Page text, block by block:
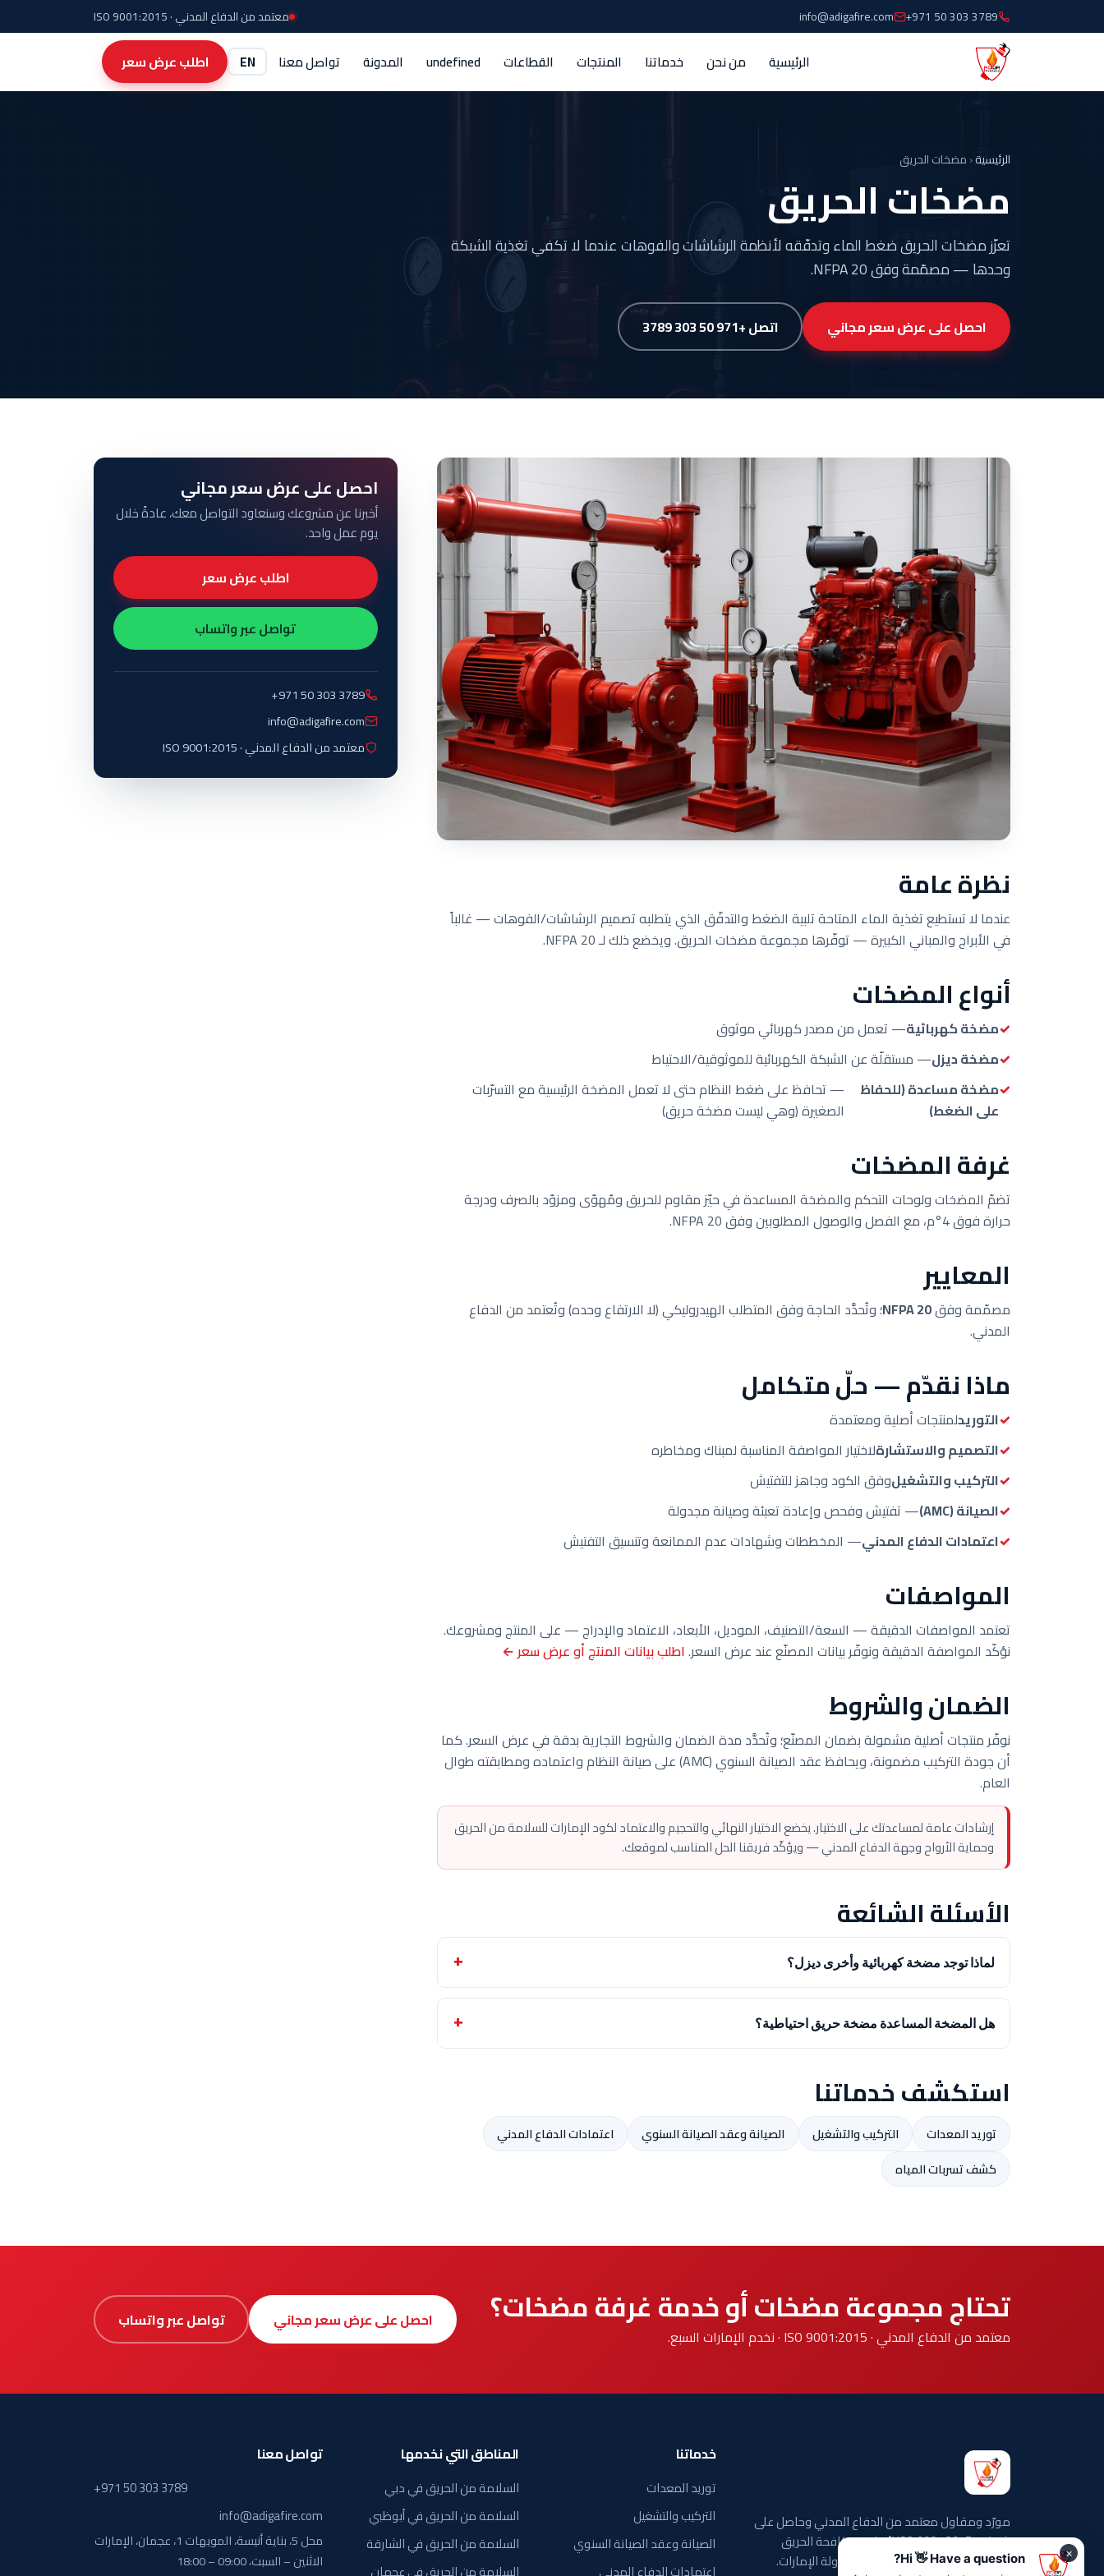
+971 50 303 3789
info@adigafire.com معتمد من الدفاع المدني · ISO 9001:2015
الرئيسية من نحن خدماتنا المنتجات القطاعات undefined المدونة تواصل معنا EN اطلب عرض سعر
الرئيسية‹مضخات الحريق
مضخات الحريق
تعزّز مضخات الحريق ضغط الماء وتدفّقه لأنظمة الرشاشات والفوهات عندما لا تكفي تغذية الشبكة
وحدها — مصمّمة وفق NFPA 20.
احصل على عرض سعر مجاني اتصل +971 50 303 3789
نظرة عامة
عندما لا تستطيع تغذية الماء المتاحة تلبية الضغط والتدفّق الذي يتطلبه تصميم الرشاشات/الفوهات — غالباً
في الأبراج والمباني الكبيرة — توفّرها مجموعة مضخات الحريق. ويخضع ذلك لـ NFPA 20.
أنواع المضخات
مضخة كهربائية— تعمل من مصدر كهربائي موثوق
مضخة ديزل— مستقلّة عن الشبكة الكهربائية للموثوقية/الاحتياط
مضخة مساعدة (للحفاظ
على الضغط)
— تحافظ على ضغط النظام حتى لا تعمل المضخة الرئيسية مع التسرّبات
الصغيرة (وهي ليست مضخة حريق)
غرفة المضخات
تضمّ المضخات ولوحات التحكم والمضخة المساعدة في حيّز مقاوم للحريق ومُهوّى ومزوّد بالصرف ودرجة
حرارة فوق 4°م، مع الفصل والوصول المطلوبين وفق NFPA 20.
المعايير
مصمّمة وفقNFPA 20؛ وتُحدَّد الحاجة وفق المتطلب الهيدروليكي (لا الارتفاع وحده) وتُعتمد من الدفاع
المدني.
ماذا نقدّم — حلّ متكامل
التوريدلمنتجات أصلية ومعتمدة
التصميم والاستشارةلاختيار المواصفة المناسبة لمبناك ومخاطره
التركيب والتشغيلوفق الكود وجاهز للتفتيش
الصيانة (AMC)
— تفتيش وفحص وإعادة تعبئة وصيانة مجدولة
اعتمادات الدفاع المدني— المخططات وشهادات عدم الممانعة وتنسيق التفتيش
المواصفات
تعتمد المواصفات الدقيقة — السعة/التصنيف، الموديل، الأبعاد، الاعتماد والإدراج — على المنتج ومشروعك.
نؤكّد المواصفة الدقيقة ونوفّر بيانات المصنّع عند عرض السعر.اطلب بيانات المنتج أو عرض سعر ←
الضمان والشروط
نوفّر منتجات أصلية مشمولة بضمان المصنّع؛ وتُحدَّد مدة الضمان والشروط التجارية بدقة في عرض السعر. كما
أن جودة التركيب مضمونة، ويحافظ عقد الصيانة السنوي (AMC) على صيانة النظام واعتماده ومطابقته طوال
العام.
إرشادات عامة لمساعدتك على الاختيار. يخضع الاختيار النهائي والتحجيم والاعتماد لكود الإمارات للسلامة من الحريق
وحماية الأرواح وجهة الدفاع المدني — ويؤكّد فريقنا الحل المناسب لموقعك.
الأسئلة الشائعة
لماذا توجد مضخة كهربائية وأخرى ديزل؟
هل المضخة المساعدة مضخة حريق احتياطية؟
استكشف خدماتنا
توريد المعدات التركيب والتشغيل الصيانة وعقد الصيانة السنوي
اعتمادات الدفاع المدني
كشف تسربات المياه
احصل على عرض سعر مجاني
أخبرنا عن مشروعك وسنعاود التواصل معك، عادةً خلال
يوم عمل واحد.
اطلب عرض سعر
تواصل عبر واتساب
+971 50 303 3789
info@adigafire.com
معتمد من الدفاع المدني · ISO 9001:2015
تحتاج مجموعة مضخات أو خدمة غرفة مضخات؟
معتمد من الدفاع المدني · ISO 9001:2015 · نخدم الإمارات السبع.
احصل على عرض سعر مجاني تواصل عبر واتساب
مورّد ومقاول معتمد من الدفاع المدني وحاصل على
شهادة ISO 9001:2015 لأنظمة مكافحة الحريق
والكشف والإطفاء في جميع أنحاء دولة الإمارات.
خدماتنا
توريد المعدات
التركيب والتشغيل
الصيانة وعقد الصيانة السنوي
اعتمادات الدفاع المدني
المناطق التي نخدمها
السلامة من الحريق في دبي
السلامة من الحريق في أبوظبي
السلامة من الحريق في الشارقة
السلامة من الحريق في عجمان
تواصل معنا
+971 50 303 3789
info@adigafire.com
محل 5، بناية أنيسة، المويهات 1، عجمان، الإمارات
الاثنين – السبت، 09:00 – 18:00